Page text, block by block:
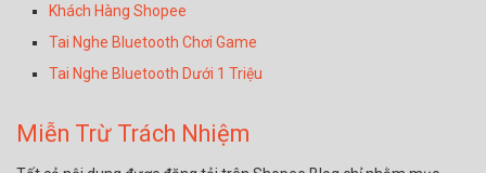
Khách Hàng Shopee
Tai Nghe Bluetooth Chơi Game
Tai Nghe Bluetooth Dưới 1 Triệu
Miễn Trừ Trách Nhiệm